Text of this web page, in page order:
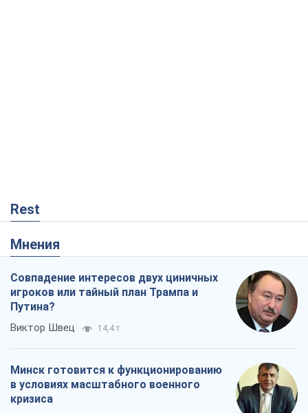
Rest
Мнения
Совпадение интересов двух циничных
игроков или тайный план Трампа и
Путина?
Виктор Швец 14,4 т.
Минск готовится к функционированию
в условиях масштабного военного
кризиса